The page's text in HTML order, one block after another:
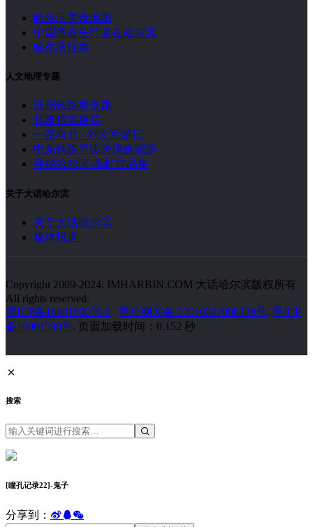
哈尔滨美食地图
中国革命先行者在哈尔滨
哈尔滨往事
人文地理专题
滨州铁路桥专题
领事馆老建筑
一路向北 · 刘文军游记
中东铁路寻迹跨境自驾游
寻秘哈尔滨-高虹作品集
关于大话哈尔滨
关于大话哈尔滨
媒体报道
Copyright 2009-2024. IMHARBIN.COM 大话哈尔滨版权所有
All rights reserved.
黑ICP备16001590号-6
黑公网安备 23010302000329号. 黑ICP
备16001590号. 页面加载时间：0.152 秒
搜索
[瞳孔记录22]-鬼子
分享到：